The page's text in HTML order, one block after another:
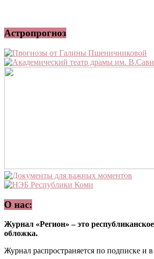
Астропрогноз
О нас:
Журнал «Регион» – это
обложка.
Журнал распространяется по подписке и